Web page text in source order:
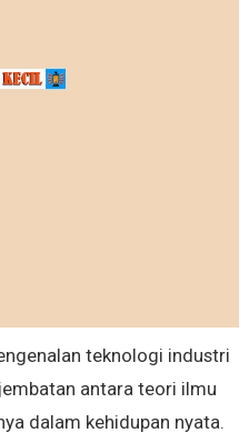
teknologi industri
antara teori ilmu
dalam kehidupan nyata.